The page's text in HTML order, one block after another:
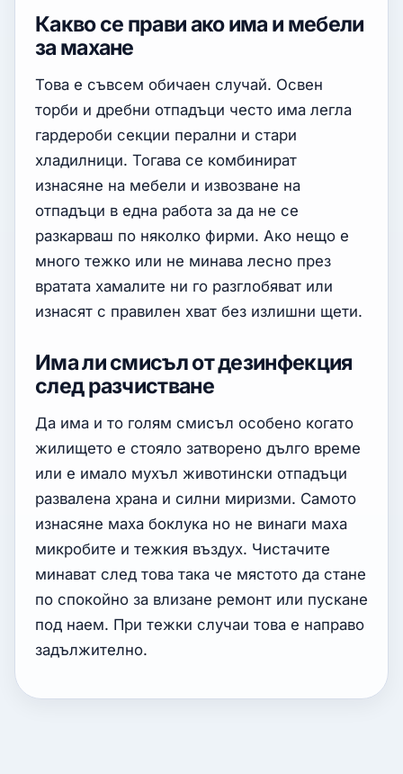
Какво се прави ако има и мебели
за махане
Това е съвсем обичаен случай. Освен
торби и дребни отпадъци често има легла
гардероби секции перални и стари
хладилници. Тогава се комбинират
изнасяне на мебели и извозване на
отпадъци в една работа за да не се
разкарваш по няколко фирми. Ако нещо е
много тежко или не минава лесно през
вратата хамалите ни го разглобяват или
изнасят с правилен хват без излишни щети.
Има ли смисъл от дезинфекция
след разчистване
Да има и то голям смисъл особено когато
жилището е стояло затворено дълго време
или е имало мухъл животински отпадъци
развалена храна и силни миризми. Самото
изнасяне маха боклука но не винаги маха
микробите и тежкия въздух. Чистачите
минават след това така че мястото да стане
по спокойно за влизане ремонт или пускане
под наем. При тежки случаи това е направо
задължително.